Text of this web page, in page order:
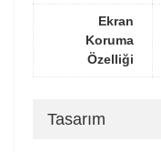
Ekran
Koruma
Özelliği
Tasarım